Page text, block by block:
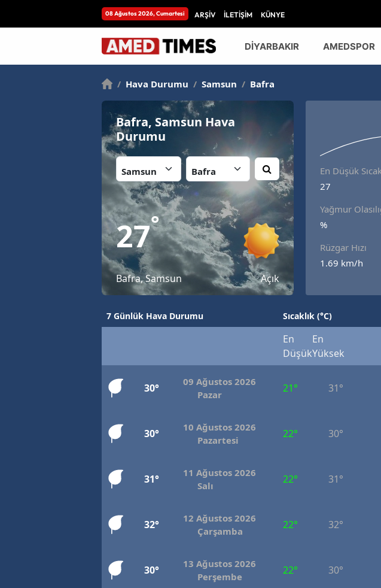
08 Ağustos 2026, Cumartesi ARŞİV İLETİŞİM KÜNYE
DİYARBAKIR AMEDSPOR
/ Hava Durumu / Samsun / Bafra
Bafra, Samsun Hava
Durumu
27°
Bafra, Samsun Açık
En Düşük
27
Yağmur
%
Rüzgar Hızı
1.69 km/h
7 Günlük Hava Durumu Sıcaklık (°C)
En
Düşük
En
Yüksek
30°
09 Ağustos 2026
Pazar
21° 31°
30°
10 Ağustos 2026
Pazartesi
22° 30°
31°
11 Ağustos 2026
Salı
22° 31°
32°
12 Ağustos 2026
Çarşamba
22° 32°
30°
13 Ağustos 2026
Perşembe
22° 30°